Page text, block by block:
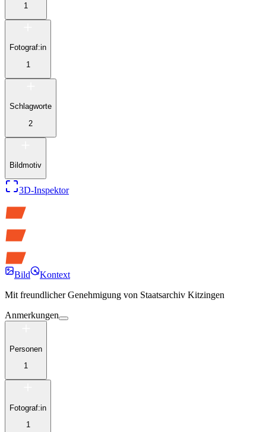
1
Fotograf:in
1
Schlagworte
2
Bildmotiv
3D-Inspektor
Bild
Kontext
Mit freundlicher Genehmigung von Staatsarchiv Kitzingen
Anmerkungen
Personen
1
Fotograf:in
1